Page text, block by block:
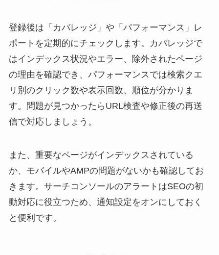
登録後は「カバレッジ」や「パフォーマンス」レ
ポートを定期的にチェックします。カバレッジで
はインデックス状況やエラー、除外されたページ
の理由を確認でき、パフォーマンスでは検索クエ
リ別のクリック数や表示回数、順位が分かりま
す。問題が見つかったらURL検査や修正後の再送
信で対応しましょう。
また、重要なページがインデックスされている
か、モバイルやAMPの問題がないかも確認してお
きます。サーチコンソールのアラートはSEOの初
動対応に役立つため、通知設定をオンにしておく
と便利です。